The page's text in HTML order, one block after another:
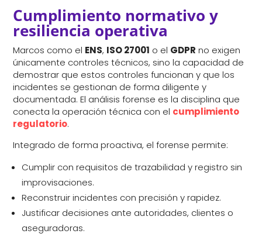
Cumplimiento normativo y
resiliencia operativa
Marcos como el ENS, ISO 27001 o el GDPR no exigen
únicamente controles técnicos, sino la capacidad de
demostrar que estos controles funcionan y que los
incidentes se gestionan de forma diligente y
documentada. El análisis forense es la disciplina que
conecta la operación técnica con el cumplimiento
regulatorio.
Integrado de forma proactiva, el forense permite:
Cumplir con requisitos de trazabilidad y registro sin
improvisaciones.
Reconstruir incidentes con precisión y rapidez.
Justificar decisiones ante autoridades, clientes o
aseguradoras.